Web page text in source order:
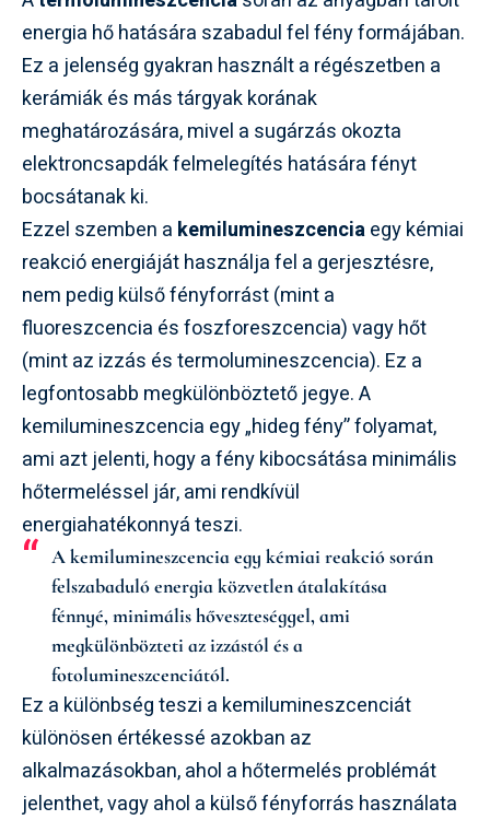
energia hő hatására szabadul fel fény formájában.
Ez a jelenség gyakran használt a régészetben a
kerámiák és más tárgyak korának
meghatározására, mivel a sugárzás okozta
elektroncsapdák felmelegítés hatására fényt
bocsátanak ki.
Ezzel szemben a kemilumineszcenciaegy kémiai
reakció energiáját használja fel a gerjesztésre,
nem pedig külső fényforrást (mint a
fluoreszcencia és foszforeszcencia) vagy hőt
(mint az izzás és termolumineszcencia). Ez a
legfontosabb megkülönböztető jegye. A
kemilumineszcencia egy „hideg fény” folyamat,
ami azt jelenti, hogy a fény kibocsátása minimális
hőtermeléssel jár, ami rendkívül
energiahatékonnyá teszi.
A kemilumineszcencia egy kémiai reakció során
felszabaduló energia közvetlen átalakítása
fénnyé, minimális hőveszteséggel, ami
megkülönbözteti az izzástól és a
fotolumineszcenciától.
Ez a különbség teszi a kemilumineszcenciát
különösen értékessé azokban az
alkalmazásokban, ahol a hőtermelés problémát
jelenthet, vagy ahol a külső fényforrás használata